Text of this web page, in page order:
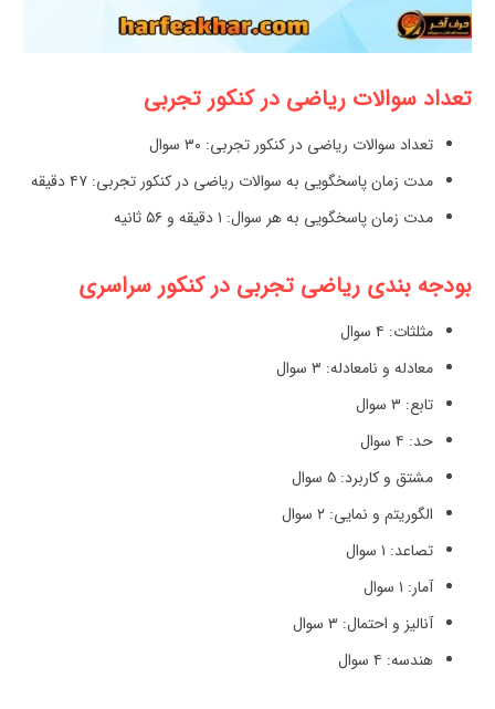
تعداد سوالات ریاضی در کنکور تجربی
تعداد سوالات ریاضی در کنکور تجربی: ۳۰ سوال
مدت زمان پاسخگویی به سوالات ریاضی در کنکور تجربی: ۴۷ دقیقه
مدت زمان پاسخگویی به هر سوال: ۱ دقیقه و ۵۶ ثانیه
بودجه بندی ریاضی تجربی در کنکور سراسری
مثلثات: ۴ سوال
معادله و نامعادله: ۳ سوال
تابع: ۳ سوال
حد: ۴ سوال
مشتق و کاربرد: ۵ سوال
الگوریتم و نمایی: ۲ سوال
تصاعد: ۱ سوال
آمار: ۱ سوال
آنالیز و احتمال: ۳ سوال
هندسه: ۴ سوال